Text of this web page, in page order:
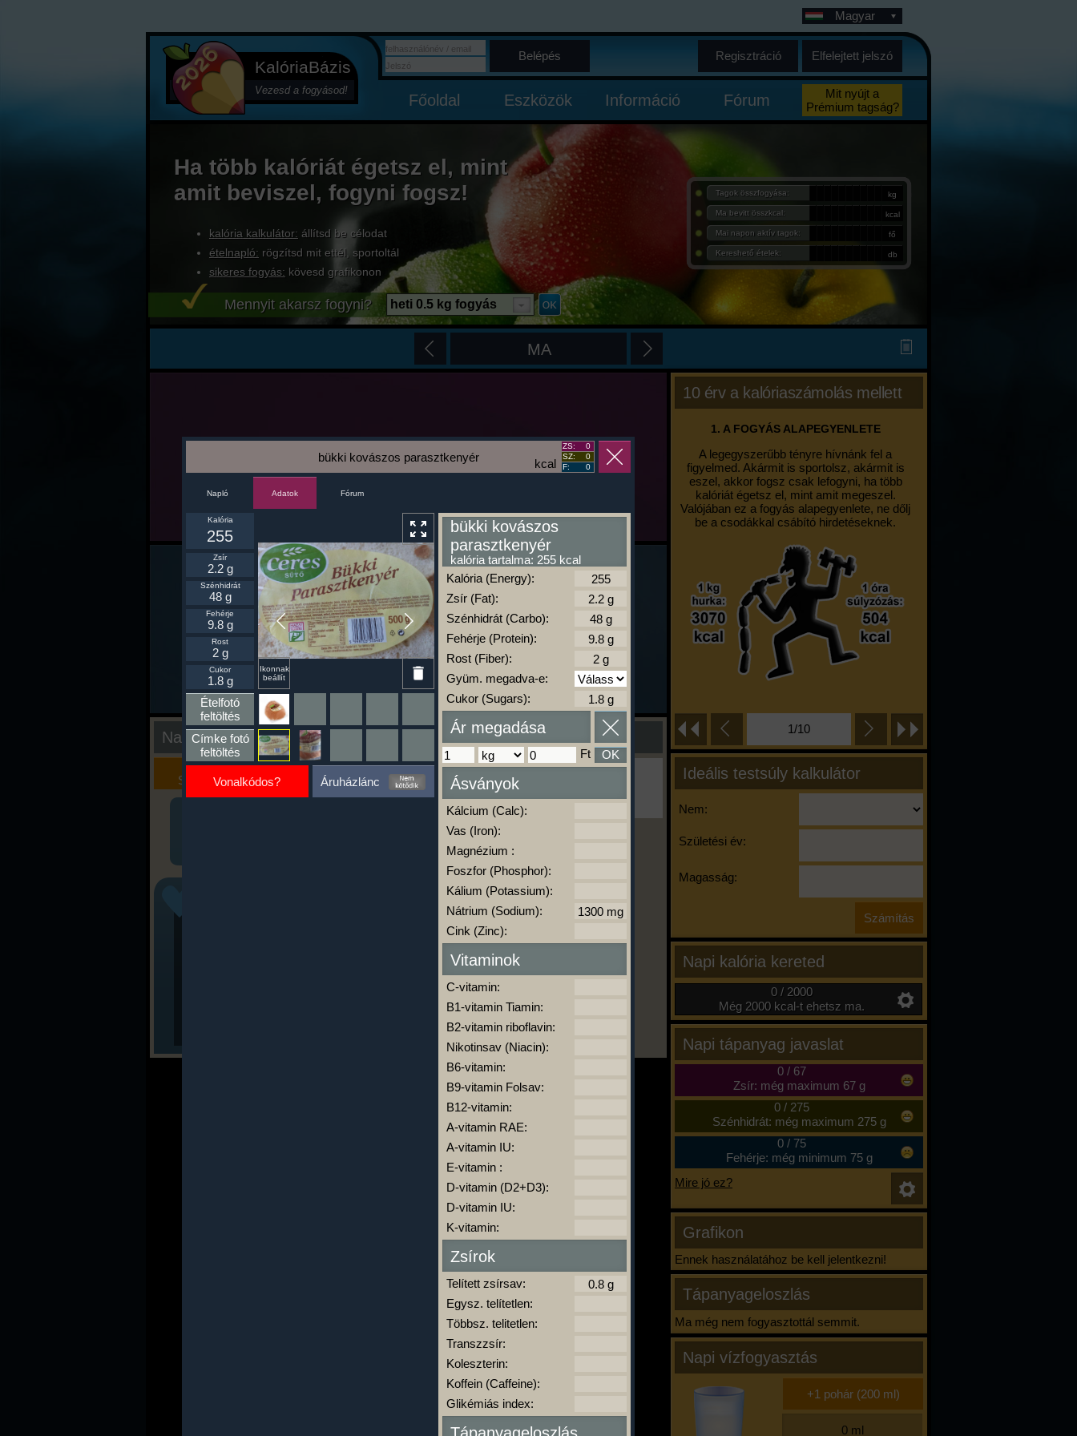
KalóriaBázis
Vezesd a fogyásod!
Magyar
Belépés Regisztráció Elfelejtett jelszó
Főoldal Eszközök Információ Fórum
Mit nyújt a
Prémium tagság?
Ha több kalóriát égetsz el, mint
amit beviszel, fogyni fogsz!
kalória kalkulátor: állítsd be célodat
ételnapló: rögzítsd mit ettél, sportoltál
sikeres fogyás: kövesd grafikonon
Tagok összfogyása: kg
Ma bevitt összkcal: kcal
Mai napon aktív tagok: fő
Kereshető ételek: db
Mennyit akarsz fogyni? heti 0.5 kg fogyás
MA
10 érv a kalóriaszámolás mellett
1. A FOGYÁS ALAPEGYENLETE
A legegyszerűbb tényre hívnánk fel a
figyelmed. Akármit is sportolsz, akármit is
eszel, akkor fogsz csak lefogyni, ha több
kalóriát égetsz el, mint amit megeszel.
Valójában ez a fogyás alapegyenlete, ne dőlj
be a csodákkal csábító hirdetéseknek.
1/10
Ideális testsúly kalkulátor
Nem:
Születési év:
Magasság:
Napi kalória kereted
0 / 2000
Még 2000 kcal-t ehetsz ma.
Napi tápanyag javaslat
0/ 67
Zsír: még maximum 67 g
0/ 275
Szénhidrát: még maximum 275 g
0/ 75
Fehérje: még minimum 75 g
Mire jó ez?
Grafikon
Ennek használatához be kell jelentkezni!
Tápanyageloszlás
Ma még nem fogyasztottál semmit.
Napi vízfogyasztás
Nap kiértékelése
Kalória
Szimulátor
Szöveges
Értékelés
Ha ma már nem eszel/sportolsz többet,
kattints a kiértékelésre!
A Kalória Szimulátor Prémium funkció.
kalóriabázis.hu
-
kcal
bükki kovászos parasztkenyér
ZS:
0
SZ:
0
F:
0
Napló Adatok Fórum
Ikonnak
beállít
Kalória
255
Zsír
2.2 g
Szénhidrát
48 g
Fehérje
9.8 g
Rost
2 g
Cukor
1.8 g
Ételfotó
feltöltés
Címke fotó
feltöltés
Vonalkódos? Áruházlánc
bükki kovászos
parasztkenyér
kalória tartalma: 255 kcal
Kalória (Energy):
Zsír (Fat):
Szénhidrát (Carbo):
Fehérje (Protein):
Rost (Fiber):
Gyüm. megadva-e:
Cukor (Sugars):
Ár megadása
Ft OK
Ásványok
Kálcium (Calc):
Vas (Iron):
Magnézium :
Foszfor (Phosphor):
Kálium (Potassium):
Nátrium (Sodium):
Cink (Zinc):
Vitaminok
C-vitamin:
B1-vitamin Tiamin:
B2-vitamin riboflavin:
Nikotinsav (Niacin):
B6-vitamin:
B9-vitamin Folsav:
B12-vitamin:
A-vitamin RAE:
A-vitamin IU:
E-vitamin :
D-vitamin (D2+D3):
D-vitamin IU:
K-vitamin:
Zsírok
Telített zsírsav:
Egysz. telítetlen:
Többsz. telitetlen:
Transzzsír:
Koleszterin:
Koffein (Caffeine):
Glikémiás index: